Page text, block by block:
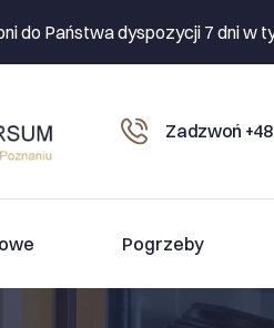
do Państwa dyspozycji 7 dni w
Zadzwoń
Pogrzeby